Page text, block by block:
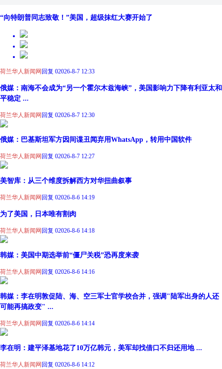
“向特朗普同志致敬！”美国，超级抹红大赛开始了
荷兰华人新闻网回复 02026-8-7 12:33
俄媒：南海不会成为“另一个霍尔木兹海峡”，美国影响力下降有利亚太和
平稳定 ...
荷兰华人新闻网回复 02026-8-7 12:30
俄媒：巴基斯坦军方因间谍丑闻弃用WhatsApp，转用中国软件
荷兰华人新闻网 回复 02026-8-7 12:27
美智库：从三个维度拆解西方对华扭曲叙事
荷兰华人新闻网 回复 02026-8-6 14:19
为了美国，日本唯有割肉
荷兰华人新闻网 回复 02026-8-6 14:18
韩媒：美国中期选举前“僵尸关税”恐再度来袭
荷兰华人新闻网 回复 02026-8-6 14:16
韩媒：李在明敦促陆、海、空三军士官学校合并，强调"陆军出身的人还
可能再搞政变" ...
荷兰华人新闻网 回复 02026-8-6 14:14
李在明：建平泽基地花了10万亿韩元，美军却找借口不归还用地 ...
荷兰华人新闻网 回复 02026-8-6 14:12